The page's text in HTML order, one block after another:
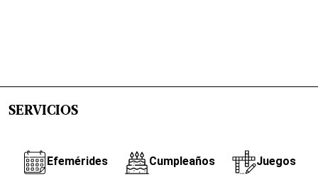
SERVICIOS
Efemérides Cumpleaños Juegos